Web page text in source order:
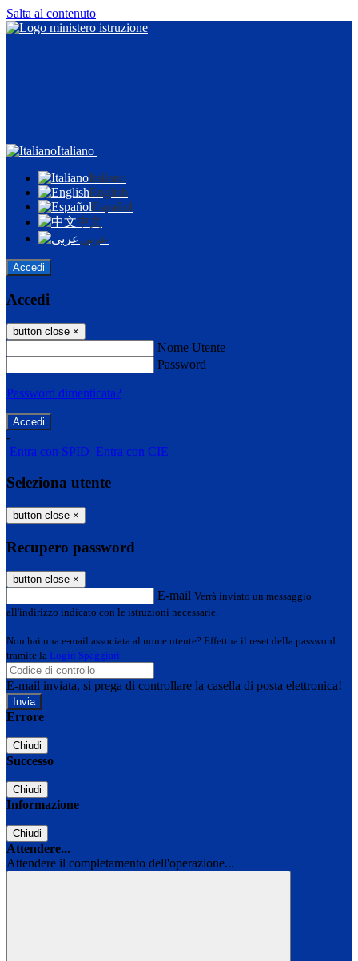
Salta al contenuto
Italiano
Italiano
English
Español
中文
عربى
Accedi
Accedi
button close ×
Nome Utente
Password
Password dimenticata?
-
Entra con SPID Entra con CIE
Seleziona utente
button close ×
Recupero password
button close ×
E-mail Verrà inviato un messaggio
all'indirizzo indicato con le istruzioni necessarie.
Non hai una e-mail associata al nome utente? Effettua il reset della password
tramite la Login Spaggiari
E-mail inviata, si prega di controllare la casella di posta elettronica!
Errore
Chiudi
Successo
Chiudi
Informazione
Chiudi
Attendere...
Attendere il completamento dell'operazione...